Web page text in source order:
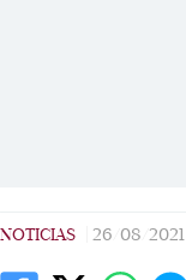
NOTICIAS 26/08/2021